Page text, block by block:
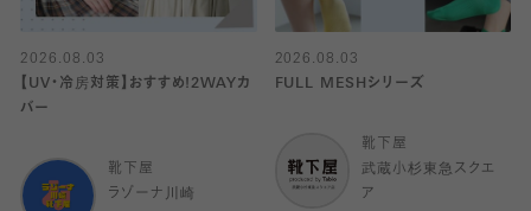
2026.08.03
【UV・冷房対策】おすすめ!2WAYカ
バー
靴下屋
ラゾーナ川崎
2026.08.03
FULL MESHシリーズ
靴下屋
武蔵小杉東急スクエ
ア